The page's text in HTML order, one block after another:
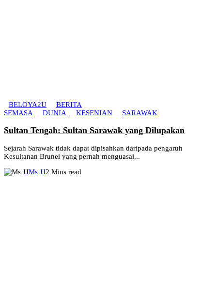
BELOYA2U
BERITA
SEMASA
DUNIA KESENIAN SARAWAK
Sultan Tengah: Sultan Sarawak yang Dilupakan
Sejarah Sarawak tidak dapat dipisahkan daripada pengaruh
Kesultanan Brunei yang pernah menguasai...
Ms JJ2 Mins read